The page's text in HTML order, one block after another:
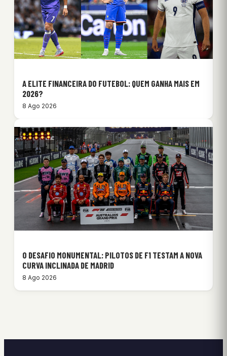
A ELITE FINANCEIRA DO FUTEBOL: QUEM GANHA MAIS EM
2026?
8 Ago 2026
O DESAFIO MONUMENTAL: PILOTOS DE F1 TESTAM A NOVA
CURVA INCLINADA DE MADRID
8 Ago 2026